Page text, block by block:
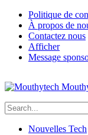
Politique de
À propos de
Contactez nous
Afficher
Message
Nouvelles Tech